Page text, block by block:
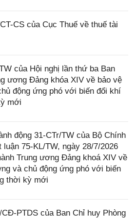
CS của Cục Thuế về thuế tài
của Hội nghị lần thứ ba Ban
ương Đảng khóa XIV về bảo vệ
động ứng phó với biến đổi khí
mới
động 31-CTr/TW của Bộ Chính
75-KL/TW, ngày 28/7/2026
Trung ương Đảng khoá XIV về
và chủ động ứng phó với biến
thời kỳ mới
PTDS của Ban Chỉ huy Phòng